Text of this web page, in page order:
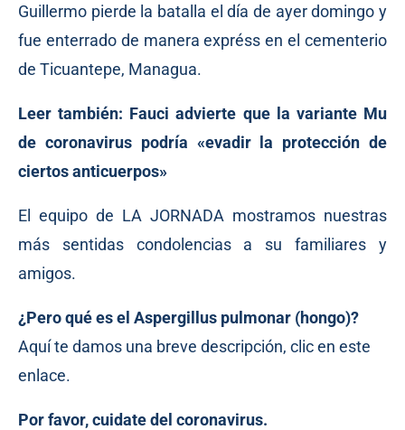
Guillermo pierde la batalla el día de ayer domingo y
fue enterrado de manera expréss en el cementerio
de Ticuantepe, Managua.
Leer también: Fauci advierte que la variante Mu
de coronavirus podría «evadir la protección de
ciertos anticuerpos»
El equipo de LA JORNADA mostramos nuestras
más sentidas condolencias a su familiares y
amigos.
¿Pero qué es el Aspergillus pulmonar (hongo)?
Aquí te damos una breve descripción, clic en este
enlace.
Por favor, cuidate del coronavirus.